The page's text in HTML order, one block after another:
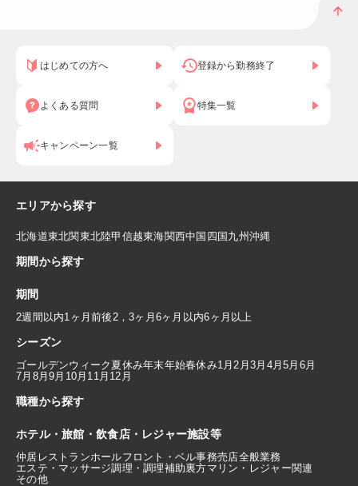
はじめての方へ 登録から勤務終了
よくある質問 特集一覧
キャンペーン一覧
エリアから探す
北海道東北関東北陸甲信越東海関西中国 四国九州沖縄
期間から探す
期間
2週間以内1ヶ月前後 2，3ヶ月 6ヶ月以内6ヶ月以上
シーズン
ゴールデンウィーク 夏休み年末年始春休み1月 2月3月 4月5月 6月
7月 8月9月 10月 11月 12月
職種から探す
ホテル・旅館・飲食店・レジャー施設等
仲居 レストランホールフロント・ベル事務売店全般業務
エステ・マッサージ調理・調理補助裏方マリン・レジャー関連
その他